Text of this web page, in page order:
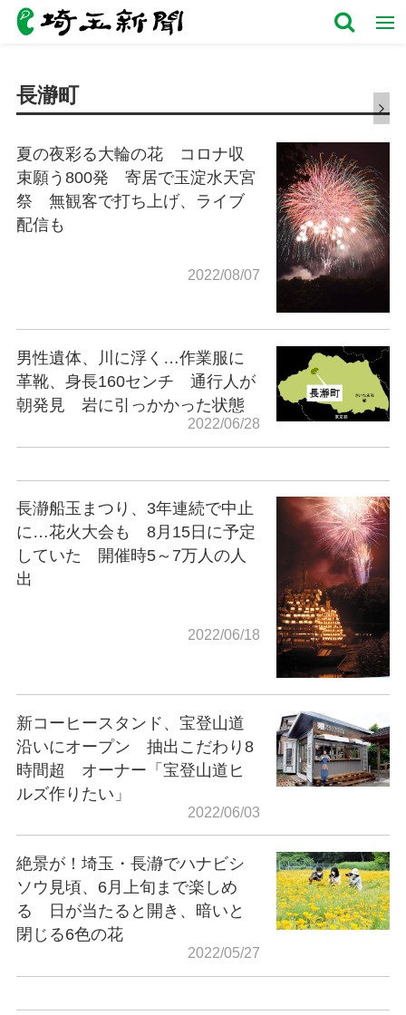
長瀞町
夏の夜彩る大輪の花 コロナ収
束願う800発 寄居で玉淀水天宮
祭 無観客で打ち上げ、ライブ
配信も
2022/08/07
男性遺体、川に浮く…作業服に
革靴、身長160センチ 通行人が
朝発見 岩に引っかかった状態
2022/06/28
長瀞船玉まつり、3年連続で中止
に…花火大会も 8月15日に予定
していた 開催時5～7万人の人
出
2022/06/18
新コーヒースタンド、宝登山道
沿いにオープン 抽出こだわり8
時間超 オーナー「宝登山道ヒ
ルズ作りたい」
2022/06/03
絶景が！埼玉・長瀞でハナビシ
ソウ見頃、6月上旬まで楽しめ
る 日が当たると開き、暗いと
閉じる6色の花
2022/05/27